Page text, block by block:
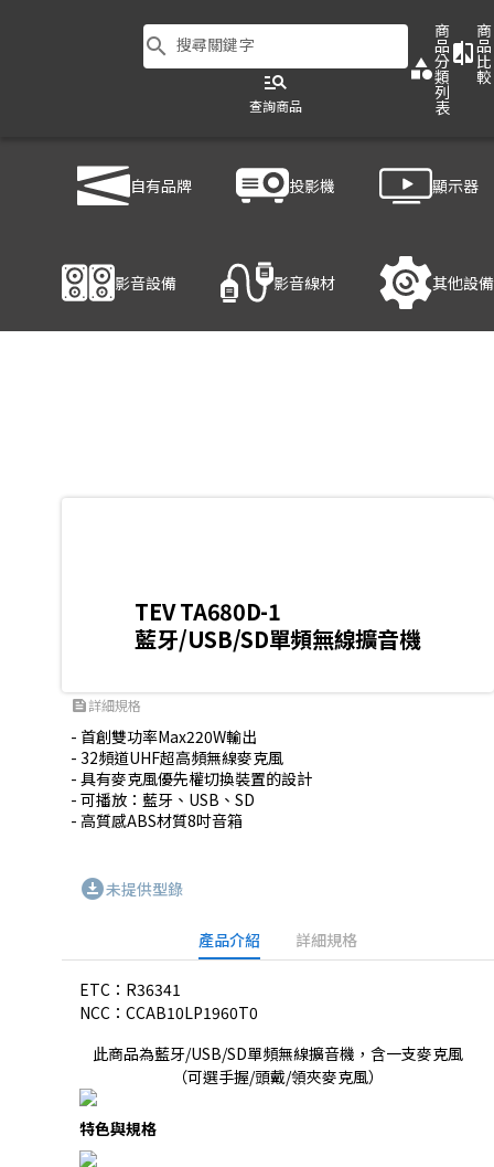
search 搜尋關鍵字
manage_search
查詢商品
category
商
品
分
類
列
表
compare
商
品
比
較
自有品牌 投影機 顯示器
影音設備 影音線材 其他設備
產品細節
TEV TA680D-1
藍牙/USB/SD單頻無線擴音機
feed詳細規格
- 首創雙功率Max220W輸出
- 32頻道UHF超高頻無線麥克風
- 具有麥克風優先權切換裝置的設計
- 可播放：藍牙、USB、SD
- 高質感ABS材質8吋音箱
download_for_offline未提供型錄
產品介紹 詳細規格
ETC：R36341
NCC：CCAB10LP1960T0
此商品為藍牙/USB/SD單頻無線擴音機，含一支麥克風
（可選手握/頭戴/領夾麥克風）
特色與規格